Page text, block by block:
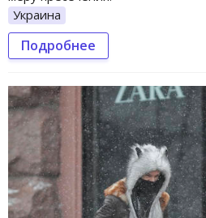
Украина
Подробнее